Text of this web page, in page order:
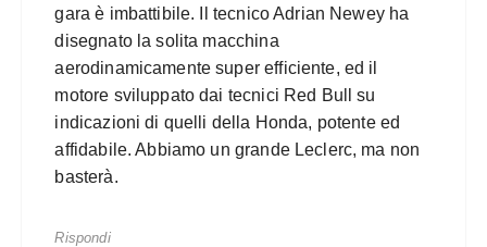
gara è imbattibile. Il tecnico Adrian Newey ha
disegnato la solita macchina
aerodinamicamente super efficiente, ed il
motore sviluppato dai tecnici Red Bull su
indicazioni di quelli della Honda, potente ed
affidabile. Abbiamo un grande Leclerc, ma non
basterà.
Rispondi